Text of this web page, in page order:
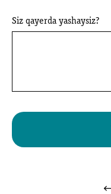
Siz qayerda yashaysiz?